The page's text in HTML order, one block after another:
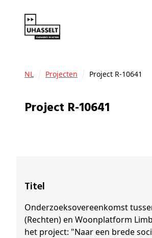
NL Projecten Project R-10641
Project R-10641
Titel
Onderzoeksovereenkomst
(Rechten) en Woonplatform
het project: "Naar een brede